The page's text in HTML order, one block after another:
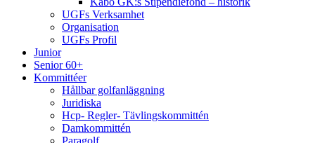
UGFs Verksamhet
Organisation
UGFs Profil
Junior
Senior 60+
Kommittéer
Hållbar golfanläggning
Juridiska
Hcp- Regler- Tävlingskommittén
Damkommittén
Paragolf